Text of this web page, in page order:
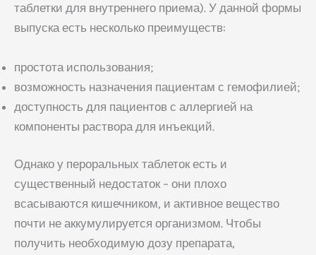
таблетки для внутреннего приема). У данной формы
выпуска есть несколько преимуществ:
простота использования;
возможность назначения пациентам с гемофилией;
доступность для пациентов с аллергией на
компоненты раствора для инъекций.
Однако у пероральных таблеток есть и
существенный недостаток – они плохо
всасываются кишечником, и активное вещество
почти не аккумулируется организмом. Чтобы
получить необходимую дозу препарата,